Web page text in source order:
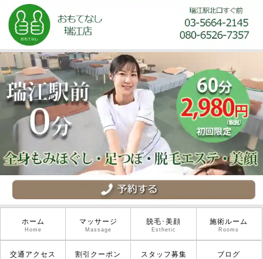
ホーム
Home
マッサージ
Massage
脱毛･美顔
Esthetic
施術ルーム
Rooms
交通アクセス 割引クーポン スタッフ募集 ブログ